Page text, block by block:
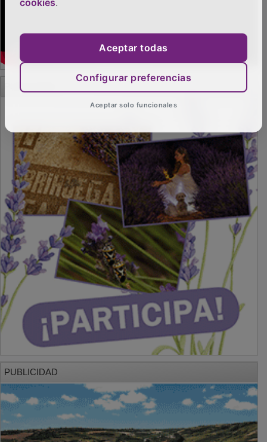
PUBLICIDAD
PUBLICIDAD
cookies.
Aceptar todas
Configurar preferencias
Aceptar solo funcionales